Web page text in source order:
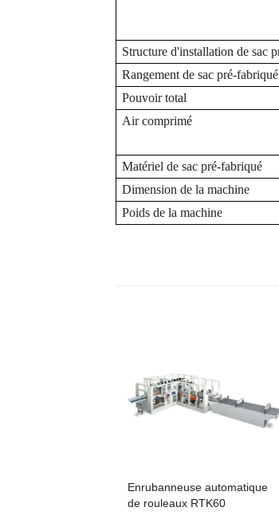
Structure d'installation de sac
Rangement de sac pré-fabriqué
Pouvoir total
Air comprimé
Matériel de sac pré-fabriqué
Dimension de la machine
Poids de la machine
Enrubanneuse automatique
de rouleaux RTK60